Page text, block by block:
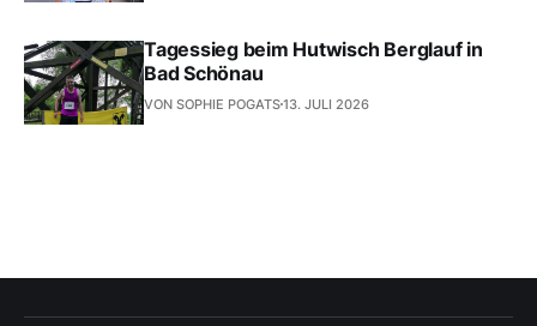
Tagessieg beim Hutwisch Berglauf in
Bad Schönau
VON SOPHIE POGATS13. JULI 2026